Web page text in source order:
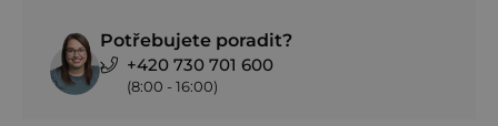
Potřebujete poradit?
+420 730 701 600
(8:00 - 16:00)